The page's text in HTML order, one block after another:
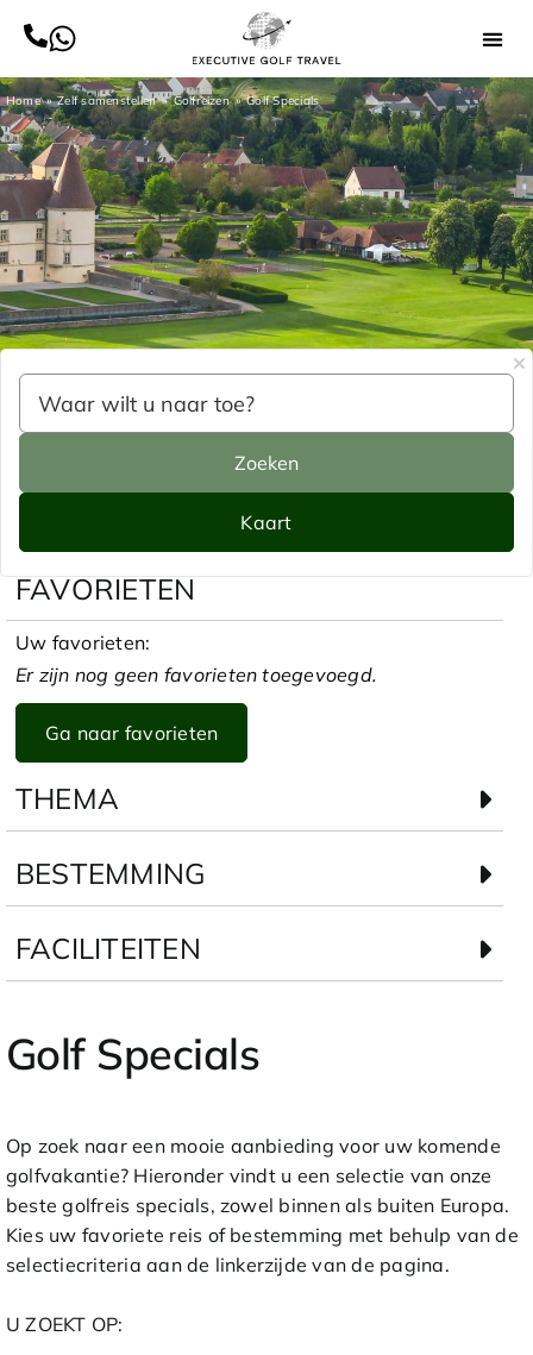
Zoeken
Kaart
Home Zelf samenstellen Golfreizen Golf Specials
FAVORIETEN
Uw favorieten:
Er zijn nog geen favorieten toegevoegd.
Ga naar favorieten
THEMA
BESTEMMING
FACILITEITEN
Golf Specials
Op zoek naar een mooie aanbieding voor uw komende
golfvakantie? Hieronder vindt u een selectie van onze
beste golfreis specials, zowel binnen als buiten Europa.
Kies uw favoriete reis of bestemming met behulp van de
selectiecriteria aan de linkerzijde van de pagina.
U ZOEKT OP: